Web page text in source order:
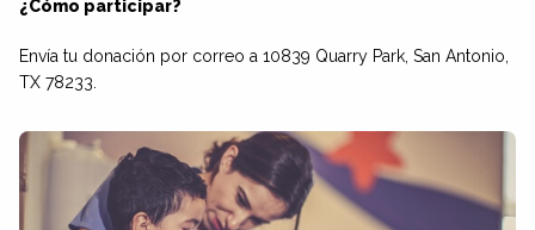
¿Cómo participar?
Envía tu donación por correo a 10839 Quarry Park, San Antonio,
TX 78233.